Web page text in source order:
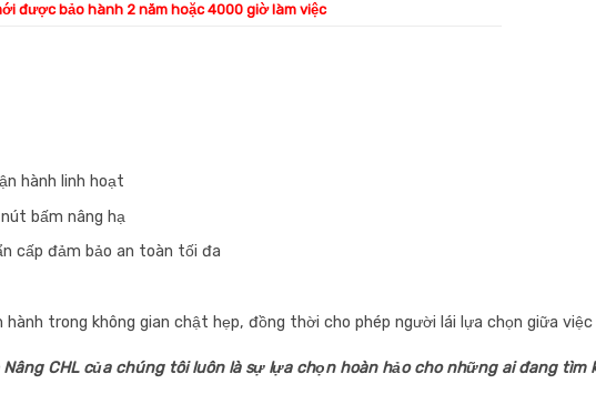
được bảo hành 2 năm hoặc 4000 giờ làm việc
hành linh hoạt
bấm nâng hạ
cấp đảm bảo an toàn tối đa
hành trong không gian chật hẹp, đồng thời cho phép người lái lựa chọn giữa
CHL của chúng tôi luôn là sự lựa chọn hoàn hảo cho những ai đang tìm